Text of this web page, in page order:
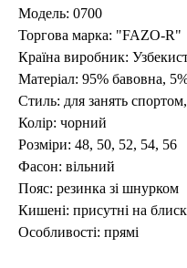
Модель: 0700
Торгова марка: "FAZO-R"
Країна виробник:
Матеріал: 95% бавовна,
Стиль: для занять
Колір: чорний
Розміри: 48, 50, 52, 54, 56
Фасон: вільний
Пояс: резинка зі шнурком
Кишені: присутні на
Особливості: прямі